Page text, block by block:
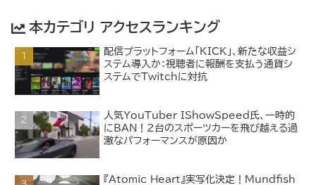
本カテゴリ アクセスランキング
配信プラットフォーム「KICK」、新たな収益シ
ステム導入か：視聴者に報酬を支払う通貨シ
ステムでTwitchに対抗
人気YouTuber IShowSpeed氏、一時的
にBAN！2台のスポーツカーを飛び越える過
激なパフォーマンスが原因か
『Atomic Heart』実写化決定！Mundfish